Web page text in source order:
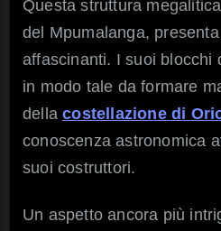
Questa struttura
del Mpumalanga,
affascinanti. I suoi blocchi
in modo tale da formare
dellacostellazione di
conoscenza astronomica
suoi costruttori.
Un aspetto ancora più